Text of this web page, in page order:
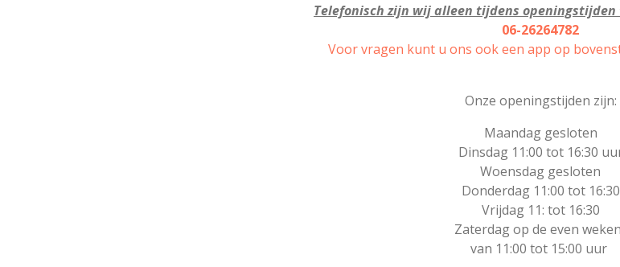
Telefonisch zijn wij alleen tijdens
06-26264782
Voor vragen kunt u ons ook een app op
Onze openingstijden zijn:
Maandag gesloten
Dinsdag 11:00 tot 16:30
Woensdag gesloten
Donderdag 11:00 tot 16:30
Vrijdag 11: tot 16:30
Zaterdag op de even
van 11:00 tot 15:00 uur